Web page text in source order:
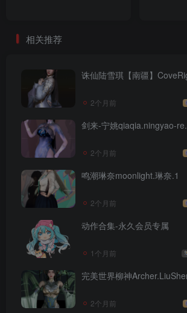
相关推荐
诛仙陆雪琪【南疆】
2个月前
剑来-宁姚qiaqia.ningyao-
2个月前
鸣潮琳奈moonlight.琳奈.1
2个月前
动作合集-永久会员专属
1个月前
完美世界柳神
2个月前